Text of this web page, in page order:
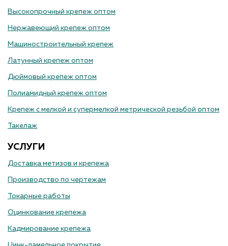
Высокопрочный крепеж оптом
Нержавеющий крепеж оптом
Машиностроительный крепеж
Латунный крепеж оптом
Дюймовый крепеж оптом
Полиамидный крепеж оптом
Крепеж с мелкой и супермелкой метрической резьбой оптом
Такелаж
УСЛУГИ
Доставка метизов и крепежа
Производство по чертежам
Токарные работы
Оцинкование крепежа
Кадмирование крепежа